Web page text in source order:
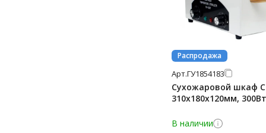
Распродажа
Арт.ГУ1854183
Сухожаровой шкаф
310х180х120мм, 300Вт
В наличии